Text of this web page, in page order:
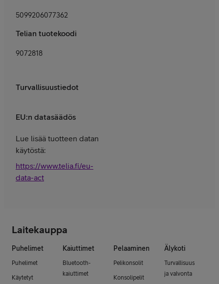
5099206077362
Telian tuotekoodi
9072818
Turvallisuustiedot
EU:n datasäädös
Lue lisää tuotteen datan
käytöstä:
https://www.telia.fi/eu-
data-act
Laitekauppa
Puhelimet
Puhelimet
Käytetyt
Kaiuttimet
Bluetooth-
kaiuttimet
Pelaaminen
Pelikonsolit
Konsolipelit
Älykoti
Turvallisuus
ja valvonta